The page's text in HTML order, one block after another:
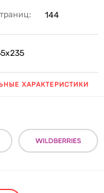
144
ХАРАКТЕРИСТИКИ